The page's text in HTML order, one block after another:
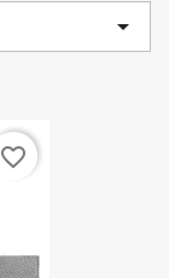

favorite_border